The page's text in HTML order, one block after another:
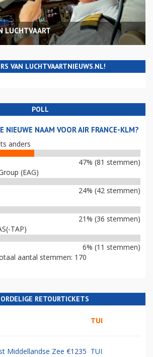
LUCHTVAART
VAN LUCHTVAARTNIEUWS.NL!
POLL
NIEUWE NAAM VOOR AIR FRANCE-KLM?
anders
47% (81 stemmen)
(EAG)
24% (42 stemmen)
21% (36 stemmen)
TAP)
6% (11 stemmen)
aantal stemmen: 170
RETOURTICKETS
TUI
Middellandse Zee €1235 TUI